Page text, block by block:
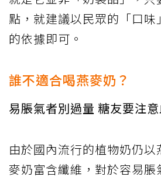
點，就建議以民眾的「口味
的依據即可。
誰不適合喝燕麥奶？
易脹氣者別過量 糖友要注
由於國內流行的植物奶仍以
麥奶富含纖維，對於容易脹